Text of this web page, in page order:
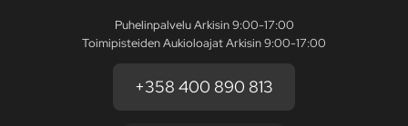
Puhelinpalvelu Arkisin 9:00-17:00
Toimipisteiden Aukioloajat Arkisin 9:00-17:00
+358 400 890 813